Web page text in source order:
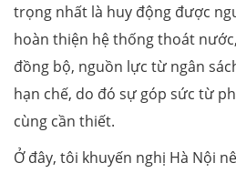
trọng nhất là huy động được
hoàn thiện hệ thống thoát
đồng bộ, nguồn lực từ ngân
hạn chế, do đó sự góp sức từ
cùng cần thiết.
Ở đây, tôi khuyến nghị Hà Nội